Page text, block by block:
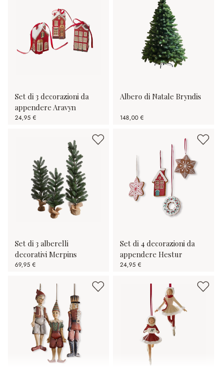
Set di 3 decorazioni da
appendere Aravyn
24,95 €
Albero di Natale Bryndis
148,00 €
Set di 3 alberelli
decorativi Merpins
69,95 €
Set di 4 decorazioni da
appendere Hestur
24,95 €